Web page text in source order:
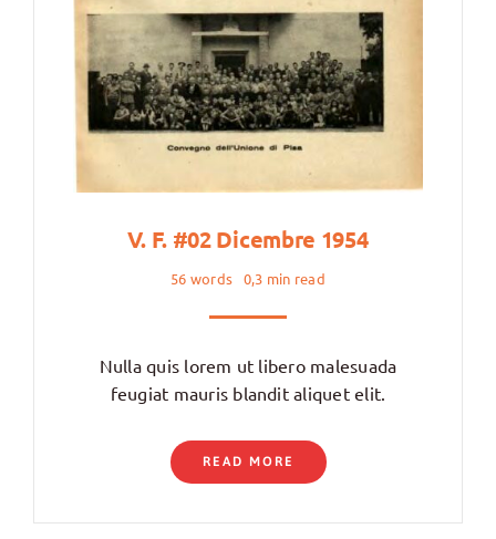
V. F. #02 Dicembre 1954
56 words 0,3 min read
Nulla quis lorem ut libero malesuada
feugiat mauris blandit aliquet elit.
READ MORE